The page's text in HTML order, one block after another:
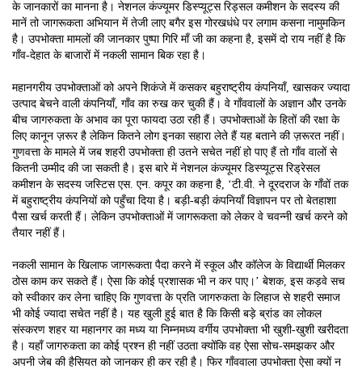
के जानकारों का मानना है। नेशनल कंज्यूमर डिस्प्यूट्स रिड्सल कमीशन के सदस्य की
मानें तो जागरूकता अभियान में तेजी लाए बगैर इस गोरखधंधे पर लगाम कसना नामुमकिन
है। उपभोक्ता मामलों की जानकार पुष्पा गिरि माँ जी का कहना है, इसमें दो राय नहीं है कि
गाँव-देहात के बाजारों में नकली सामान बिक रहा है।
महानगरीय उपभोक्ताओं को अपने शिकंजे में कसकर बहुराष्ट्रीय कंपनियाँ, खासकर ज्यादा
उत्पाद बेचने वाली कंपनियाँ, गाँव का रुख कर चुकी हैं। वे गाँववालों के अज्ञान और उनके
बीच जागरुकता के अभाव का पूरा फायदा उठा रही हैं। उपभोक्ताओं के हितों की रक्षा के
लिए कानून ज़रूर है लेकिन कितने लोग इनका सहारा लेते हैं यह बताने की ज़रूरत नहीं।
गुणवत्ता के मामले में जब शहरी उपभोक्ता ही उतने सचेत नहीं हो पाए हैं तो गाँव वालों से
कितनी उम्मीद की जा सकती है। इस बारे में नेशनल कंज्यूमर डिस्प्यूट्स रिड्रेसल
कमीशन के सदस्य जस्टिस एस. एन. कपूर का कहना है, ‘टी.वी. ने दूरदराज के गाँवों तक
में बहुराष्ट्रीय कंपनियों को पहुँचा दिया है। बड़ी-बड़ी कंपनियाँ विज्ञापन पर तो बेतहाशा
पैसा खर्च करती हैं। लेकिन उपभोक्ताओं में जागरूकता को लेकर वे चवन्नी खर्च करने को
तैयार नहीं हैं।
नकली सामान के खिलाफ जागरूकता पैदा करने में स्कूल और कॉलेज के विद्यार्थी मिलकर
ठोस काम कर सकते हैं। ऐसा कि कोई प्रशासक भी न कर पाए।’ बेशक, इस कड़वे सच
को स्वीकार कर लेना चाहिए कि गुणवत्ता के प्रति जागरुकता के लिहाज से शहरी समाज
भी कोई ज्यादा सचेत नहीं है। यह खुली हुई बात है कि किसी बड़े ब्रांड का लोकल
संस्करण शहर या महानगर का मध्य या निम्नमध्य वर्गीय उपभोक्ता भी खुशी-खुशी खरीदता
है। यहाँ जागरुकता का कोई प्रश्न ही नहीं उठता क्योंकि वह ऐसा सोच-समझकर और
अपनी जेब की हैसियत को जानकर ही कर रही है। फिर गाँववाला उपभोक्ता ऐसा क्यों न